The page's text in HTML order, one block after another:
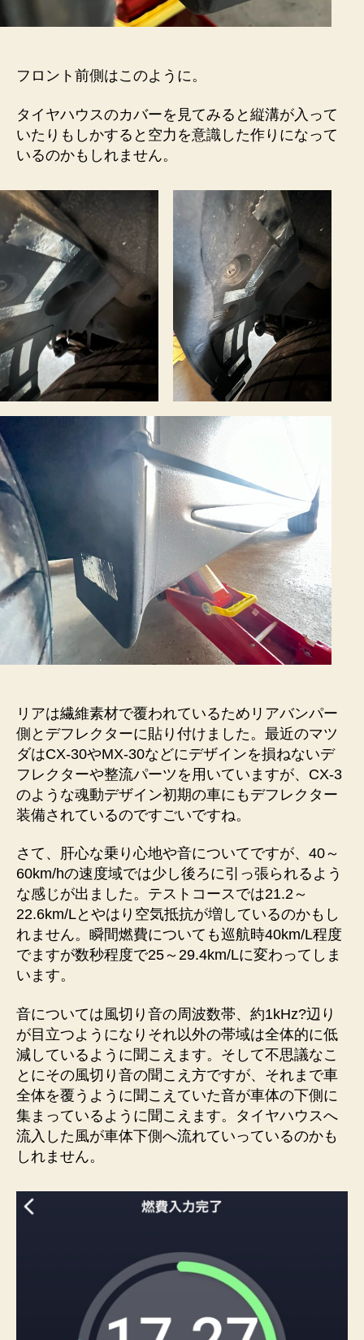
フロント前側はこのように。
タイヤハウスのカバーを見てみると縦溝が入って
いたりもしかすると空力を意識した作りになって
いるのかもしれません。
リアは繊維素材で覆われているためリアバンパー
側とデフレクターに貼り付けました。最近のマツ
ダはCX-30やMX-30などにデザインを損ねないデ
フレクターや整流パーツを用いていますが、CX-3
のような魂動デザイン初期の車にもデフレクター
装備されているのですごいですね。
さて、肝心な乗り心地や音についてですが、40～
60km/hの速度域では少し後ろに引っ張られるよう
な感じが出ました。テストコースでは21.2～
22.6km/Lとやはり空気抵抗が増しているのかもし
れません。瞬間燃費についても巡航時40km/L程度
でますが数秒程度で25～29.4km/Lに変わってしま
います。
音については風切り音の周波数帯、約1kHz?辺り
が目立つようになりそれ以外の帯域は全体的に低
減しているように聞こえます。そして不思議なこ
とにその風切り音の聞こえ方ですが、それまで車
全体を覆うように聞こえていた音が車体の下側に
集まっているように聞こえます。タイヤハウスへ
流入した風が車体下側へ流れていっているのかも
しれません。